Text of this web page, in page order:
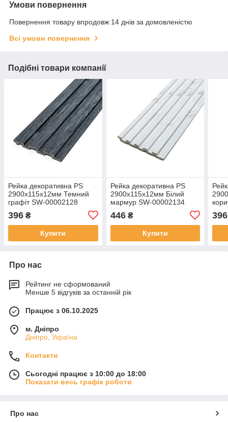
Умови повернення
Повернення товару впродовж 14 днів за домовленістю
Всі умови повернення
Подібні товари компанії
Рейка декоративна PS
2900х115х12мм Темний
графіт SW-00002128
396 ₴
Купити
Рейка декоративна PS
2900х115х12мм Білий
мармур SW-00002134
446₴
Купити
396
Про нас
Рейтинг не сформований
Менше 5 відгуків за останній рік
Працює з 06.10.2025
м. Дніпро
Дніпро, Україна
Контакти
Сьогодні працює з 10:00 до 18:00
Показати весь графік роботи
Про нас